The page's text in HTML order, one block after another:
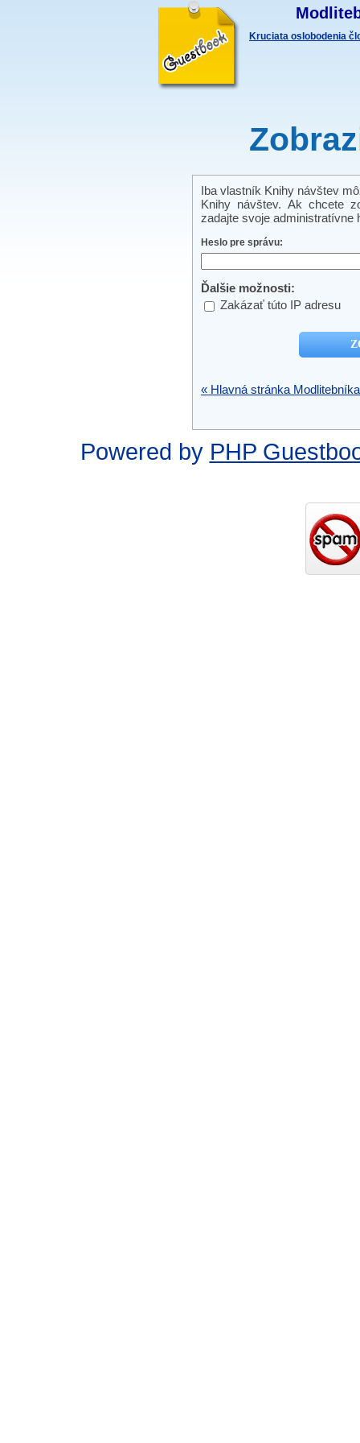
Kruciata oslobodenia
Iba vlastník Knihy návštev
Knihy návštev. Ak chcete
zadajte svoje administratívne
Heslo pre správu:
Ďalšie možnosti:
Zakázať túto IP adresu
« Hlavná stránka Modlitebníka
Powered by PHP